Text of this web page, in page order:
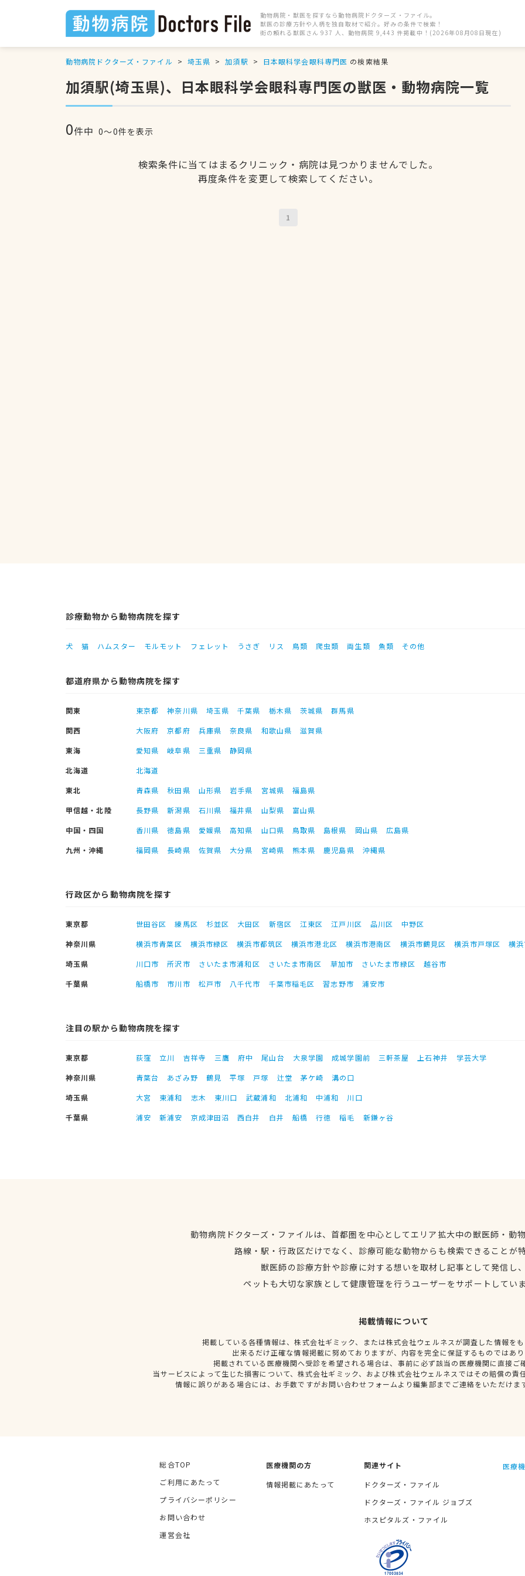
動物病院・獣医を探すなら動物病院ドクターズ・ファイル。
獣医の診療方針や人柄を独自取材で紹介。好みの条件で検索！
街の頼れる獣医さん 937 人、動物病院 9,443 件掲載中！(2026年08月08日現在)
動物病院ドクターズ・ファイル 埼玉県 加須駅 日本眼科学会眼科専門医 の検索結果
加須駅(埼玉県)、日本眼科学会眼科専門医の獣医・動物病院一覧
0件中 0〜0件を表示
検索条件に当てはまるクリニック・病院は見つかりませんでした。
再度条件を変更して検索してください。
1
診療動物から動物病院を探す
犬 猫 ハムスター モルモット フェレット うさぎ リス 鳥類 爬虫類 両生類 魚類 その他
都道府県から動物病院を探す
関東 東京都 神奈川県 埼玉県 千葉県 栃木県 茨城県
群馬県
関西
大阪府 京都府 兵庫県 奈良県 和歌山県
滋賀県
東海
愛知県 岐阜県 三重県
静岡県
北海道
北海道
東北
青森県 秋田県 山形県 岩手県 宮城県
福島県
甲信越・北陸
長野県 新潟県 石川県 福井県 山梨県
富山県
中国・四国
香川県 徳島県 愛媛県 高知県 山口県 鳥取県 島根県 岡山県
広島県
九州・沖縄
福岡県 長崎県 佐賀県 大分県 宮崎県 熊本県 鹿児島県 沖縄県
行政区から動物病院を探す
東京都 世田谷区 練馬区 杉並区 大田区 新宿区 江東区 江戸川区 品川区
中野区
神奈川県
横浜市青葉区 横浜市緑区 横浜市都筑区 横浜市港北区 横浜市港南区 横浜市鶴見区 横浜市戸塚区
横
埼玉県
川口市 所沢市 さいたま市浦和区 さいたま市南区 草加市 さいたま市緑区
越谷市
千葉県
船橋市 市川市 松戸市 八千代市 千葉市稲毛区 習志野市 浦安市
注目の駅から動物病院を探す
東京都 荻窪 立川 吉祥寺 三鷹 府中 尾山台 大泉学園 成城学園前 三軒茶屋 上石神井
学芸大学
神奈川県
青葉台 あざみ野 鶴見 平塚 戸塚 辻堂 茅ケ崎
溝の口
埼玉県
大宮 東浦和 志木 東川口 武蔵浦和 北浦和 中浦和
川口
千葉県
浦安 新浦安 京成津田沼 西白井 白井 船橋 行徳 稲毛 新鎌ヶ谷
動物病院ドクターズ・ファイルは、首都圏を中心としてエリア拡大中の獣医師・動
路線・駅・行政区だけでなく、診療可能な動物からも検索できることが
獣医師の診療方針や診療に対する想いを取材し記事として発信し
ペットも大切な家族として健康管理を行うユーザーをサポートしてい
掲載情報について
掲載している各種情報は、株式会社ギミック、または株式会社ウェルネスが調査した情報を
出来るだけ正確な情報掲載に努めておりますが、内容を完全に保証するものではあ
掲載されている医療機関へ受診を希望される場合は、事前に必ず該当の医療機関に直接ご
当サービスによって生じた損害について、株式会社ギミック、および株式会社ウェルネスではその賠償の責
情報に誤りがある場合には、お手数ですがお問い合わせフォームより編集部までご連絡をいただけま
総合TOP
ご利用にあたって
プライバシーポリシー
お問い合わせ
運営会社
医療機関の方
情報掲載にあたって
関連サイト
ドクターズ・ファイル
ドクターズ・ファイル ジョブズ
ホスピタルズ・ファイル
医療